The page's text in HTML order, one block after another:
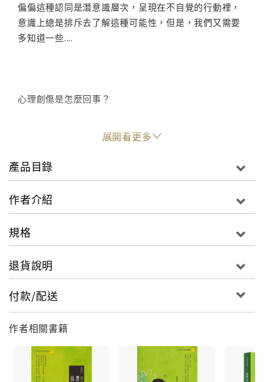
偏偏這種認同是潛意識層次，呈現在不自覺的行動裡，
意識上總是排斥去了解這種可能性，但是，我們又需要
多知道一些....
心理創傷是怎麼回事？
除了科學精準期許的直白文字外，需要多樣的書寫型
式，在不同角度和人性的挫折有所交會，體會創傷和挫
折是什麼？
筆、雜文和劇本型式，替被過於簡化的創傷概念多說一
些話，當人無法勇猛無比，人性的出路是何方？
一定是光明嗎？這是過於理想化的期待，但黑暗是什麼
呢？需要多少文字，才能說到黑暗的邊緣呢？
本書有精神分析式的情感描繪，由最原始的人性欲望，
到再現欲望的日常材料，型式卻是多樣的，只為了藉由
不同的型式，多接觸一點點人性。
展開看更多
產品目錄
作者介紹
規格
退貨說明
付款/配送
作者相關書籍